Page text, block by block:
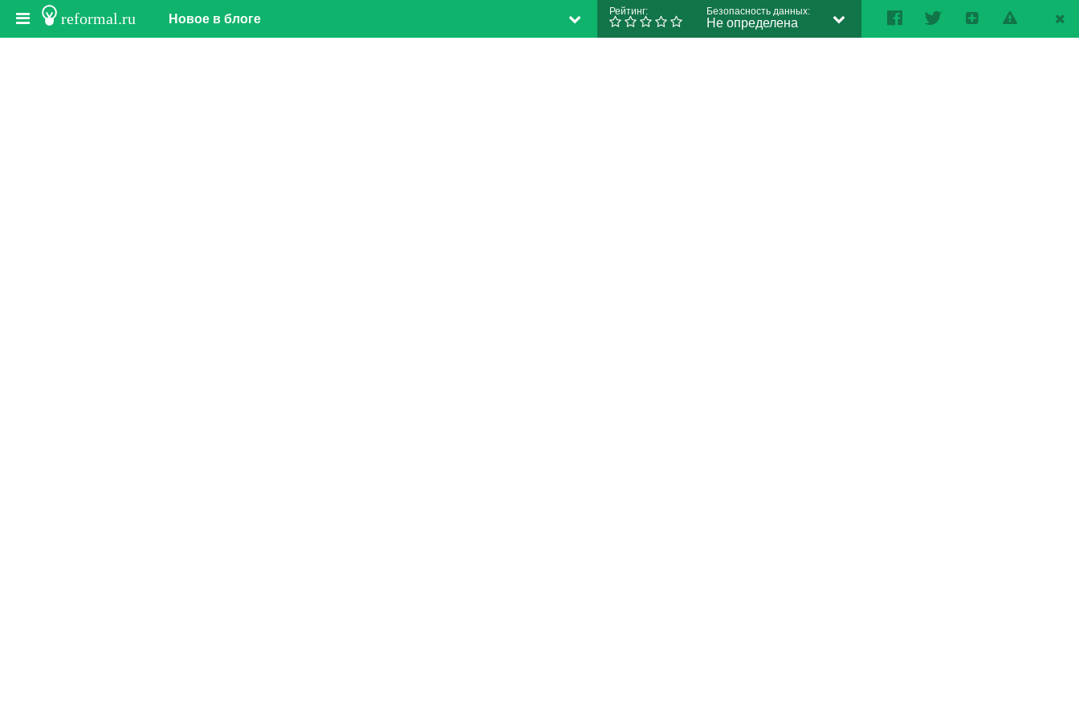
reformal.ru Рейтинг: Безопасность данных:
Не определена
Новое в блоге